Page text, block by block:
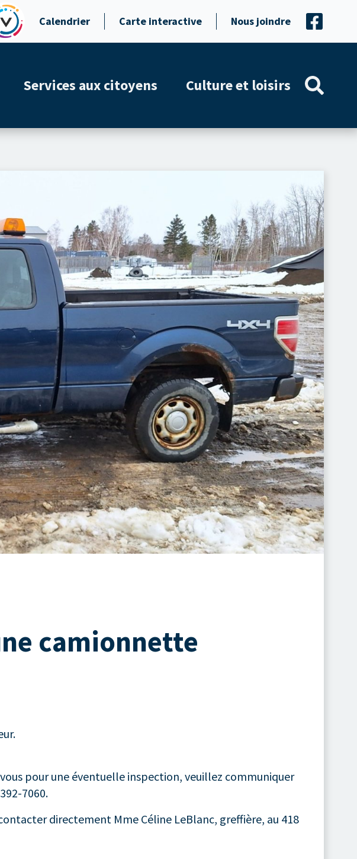
Calendrier Carte interactive Nous joindre
Services aux citoyens Culture et loisirs
camionnette
pour une éventuelle inspection, veuillez communiquer
7060.
directement Mme Céline LeBlanc, greffière, au 418